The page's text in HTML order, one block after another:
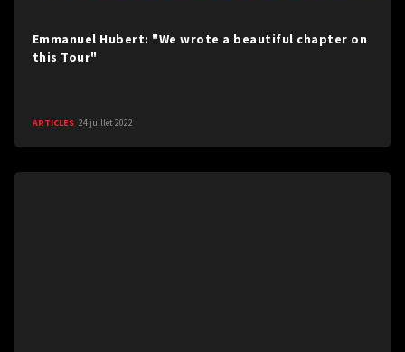
Emmanuel Hubert: "We wrote a beautiful chapter on
this Tour"
ARTICLES 24 juillet 2022